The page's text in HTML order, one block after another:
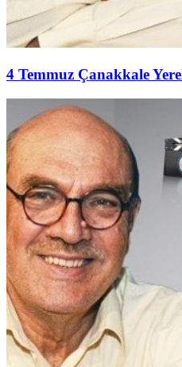
4 Temmuz Çanakkale